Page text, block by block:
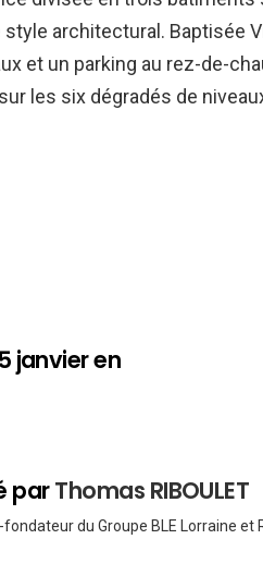
architectural. Baptisée
et un parking au rez-de-
les six dégradés de
janvier en
parThomas RIBOULET
du Groupe BLE Lorraine et